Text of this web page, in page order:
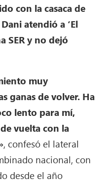
con la casaca de
atendió a ‘El
SER y no dejó
muy
ganas de volver. Ha
lento para mí,
vuelta con la
, confesó el lateral
nacional, con
desde el año